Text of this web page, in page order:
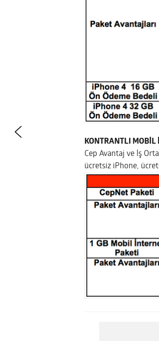
KONTRANTLI MOBİL
Cep Avantaj ve İş
ücretsiz iPhone,